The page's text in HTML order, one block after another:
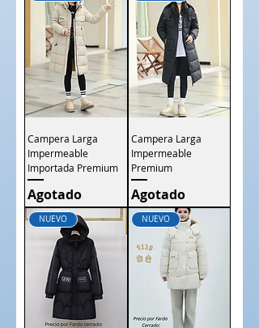
Campera Larga
Impermeable
Importada Premium
Agotado
Campera Larga
Impermeable
Premium
Agotado
NUEVO NUEVO